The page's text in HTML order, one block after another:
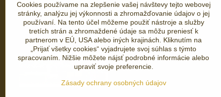
+421 337 735 110
Cookies používame na zlepšenie vašej návštevy tejto webovej
stránky, analýzu jej výkonnosti a zhromažďovanie údajov o jej
používaní. Na tento účel môžeme použiť nástroje a služby
tretích strán a zhromaždené údaje sa môžu preniesť k
partnerom v EÚ, USA alebo iných krajinách. Kliknutím na
„Prijať všetky cookies“ vyjadrujete svoj súhlas s týmto
spracovaním. Nižšie môžete nájsť podrobné informácie alebo
upraviť svoje preferencie.
Zásady ochrany osobných údajov